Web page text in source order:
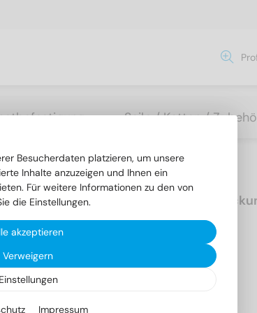
Seile / Ketten /
A4 M 12X100
50
Besucherdaten platzieren, um unsere
Inhalte anzuzeigen und Ihnen ein
Für weitere Informationen zu den von
die Einstellungen.
akzeptieren
Verweigern
Einstellungen
Impressum